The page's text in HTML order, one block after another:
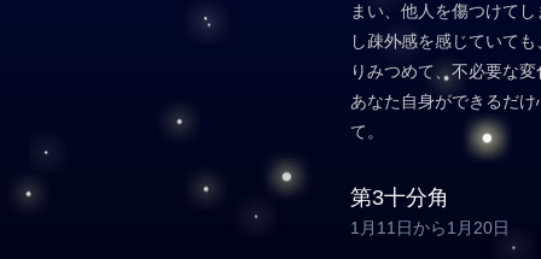
まい、他人を傷つけて
し疎外感を感じていて
りみつめて、不必要な
あなた自身ができるだ
て。
第3十分角
1月11日から1月20日